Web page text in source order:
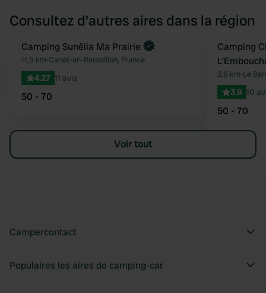
Consultez d'autres aires dans la région
Préféré
Reserve maintenant
Camping Sunêlia Ma Prairie
11,5 km•Canet-en-Roussillon, France
4.27 11 avis
50 - 70
Camping
2,6 km•Le
3.9 10
50 - 70
Voir tout
Campercontact
Populaires les aires de camping-car